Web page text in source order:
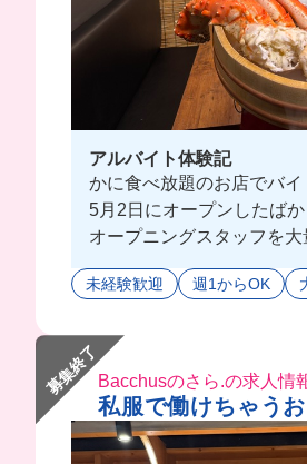
アルバイト体験記
かに食べ放題のお店でバ
5月2日にオープンしたば
オープニングスタッフを
一緒に働く人たちはとに
未経験歓迎 週1からOK
募集終了Bacchusのさら.の求人情
私服で働けちゃう